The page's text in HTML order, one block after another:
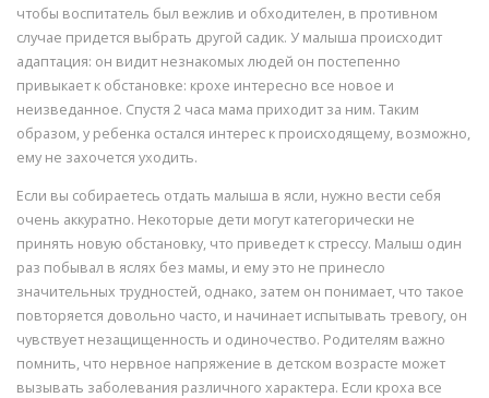
чтобы воспитатель был вежлив и обходителен, в противном
случае придется выбрать другой садик. У малыша происходит
адаптация: он видит незнакомых людей он постепенно
привыкает к обстановке: крохе интересно все новое и
неизведанное. Спустя 2 часа мама приходит за ним. Таким
образом, у ребенка остался интерес к происходящему, возможно,
ему не захочется уходить.
Если вы собираетесь отдать малыша в ясли, нужно вести себя
очень аккуратно. Некоторые дети могут категорически не
принять новую обстановку, что приведет к стрессу. Малыш один
раз побывал в яслях без мамы, и ему это не принесло
значительных трудностей, однако, затем он понимает, что такое
повторяется довольно часто, и начинает испытывать тревогу, он
чувствует незащищенность и одиночество. Родителям важно
помнить, что нервное напряжение в детском возрасте может
вызывать заболевания различного характера. Если кроха все